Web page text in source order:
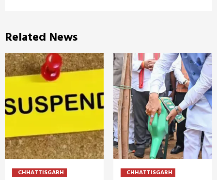
Related News
CHHATTISGARH
CHHATTISGARH